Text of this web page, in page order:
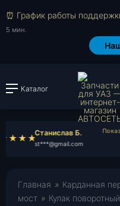
⏰ График работы
5 мин.
Каталог Войти
Станислав Б.
st***@gmail.com
Главная » Карданная
мост » Кулак